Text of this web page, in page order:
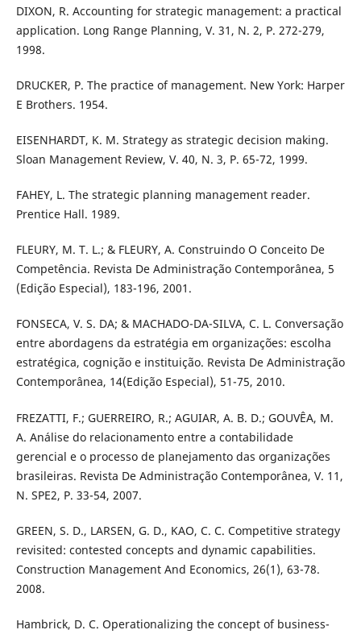
DIXON, R. Accounting for strategic management: a practical
application. Long Range Planning, V. 31, N. 2, P. 272-279,
1998.
DRUCKER, P. The practice of management. New York: Harper
E Brothers. 1954.
EISENHARDT, K. M. Strategy as strategic decision making.
Sloan Management Review, V. 40, N. 3, P. 65-72, 1999.
FAHEY, L. The strategic planning management reader.
Prentice Hall. 1989.
FLEURY, M. T. L.; & FLEURY, A. Construindo O Conceito De
Competência. Revista De Administração Contemporânea, 5
(Edição Especial), 183-196, 2001.
FONSECA, V. S. DA; & MACHADO-DA-SILVA, C. L. Conversação
entre abordagens da estratégia em organizações: escolha
estratégica, cognição e instituição. Revista De Administração
Contemporânea, 14(Edição Especial), 51-75, 2010.
FREZATTI, F.; GUERREIRO, R.; AGUIAR, A. B. D.; GOUVÊA, M.
A. Análise do relacionamento entre a contabilidade
gerencial e o processo de planejamento das organizações
brasileiras. Revista De Administração Contemporânea, V. 11,
N. SPE2, P. 33-54, 2007.
GREEN, S. D., LARSEN, G. D., KAO, C. C. Competitive strategy
revisited: contested concepts and dynamic capabilities.
Construction Management And Economics, 26(1), 63-78.
2008.
Hambrick, D. C. Operationalizing the concept of business-